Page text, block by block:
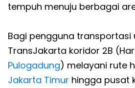
tempuh menuju berbagai
Bagi pengguna transportasi
TransJakarta koridor 2B
Pulogadung) melayani rute
Jakarta Timur hingga pusat